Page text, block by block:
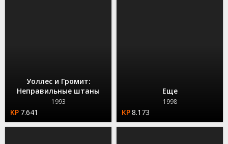
Уоллес и Громит:
Неправильные штаны
1993
7.641
Еще
1998
8.173